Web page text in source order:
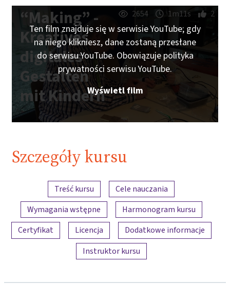
“Making” -
Kreatives
digitales
Gestalten
mit Kindern
2654 1m11s 2
Ten film znajduje się w serwisie YouTube; gdy
na niego klikniesz, dane zostaną przesłane
do serwisu YouTube. Obowiązuje polityka
prywatności serwisu YouTube.
Wyświetl film
Szczegóły kursu
Przegląd treściTreść kursu
Cele nauczania
Wymagania wstępne
Harmonogram kursu
Certyfikat
Licencja
Dodatkowe informacje
Instruktor kursu